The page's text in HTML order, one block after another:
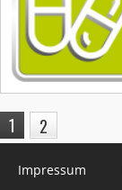
1 2
Impressum